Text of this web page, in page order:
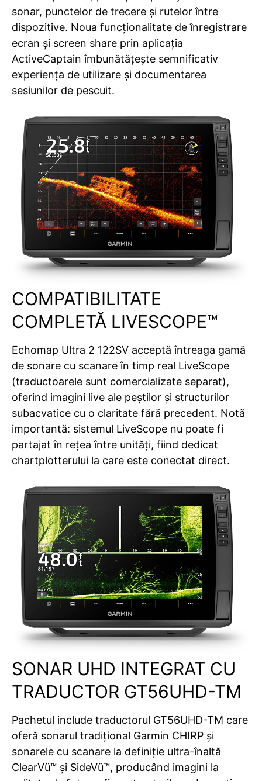
sonar, punctelor de trecere și rutelor între
dispozitive. Noua funcționalitate de înregistrare
ecran și screen share prin aplicația
ActiveCaptain îmbunătățește semnificativ
experiența de utilizare și documentarea
sesiunilor de pescuit.
COMPATIBILITATE
COMPLETĂ LIVESCOPE™
Echomap Ultra 2 122SV acceptă întreaga gamă
de sonare cu scanare în timp real LiveScope
(traductoarele sunt comercializate separat),
oferind imagini live ale peștilor și structurilor
subacvatice cu o claritate fără precedent. Notă
importantă: sistemul LiveScope nu poate fi
partajat în rețea între unități, fiind dedicat
chartplotterului la care este conectat direct.
SONAR UHD INTEGRAT CU
TRADUCTOR GT56UHD-TM
Pachetul include traductorul GT56UHD-TM care
oferă sonarul tradițional Garmin CHIRP și
sonarele cu scanare la definiție ultra-înaltă
ClearVü™ și SideVü™, producând imagini la